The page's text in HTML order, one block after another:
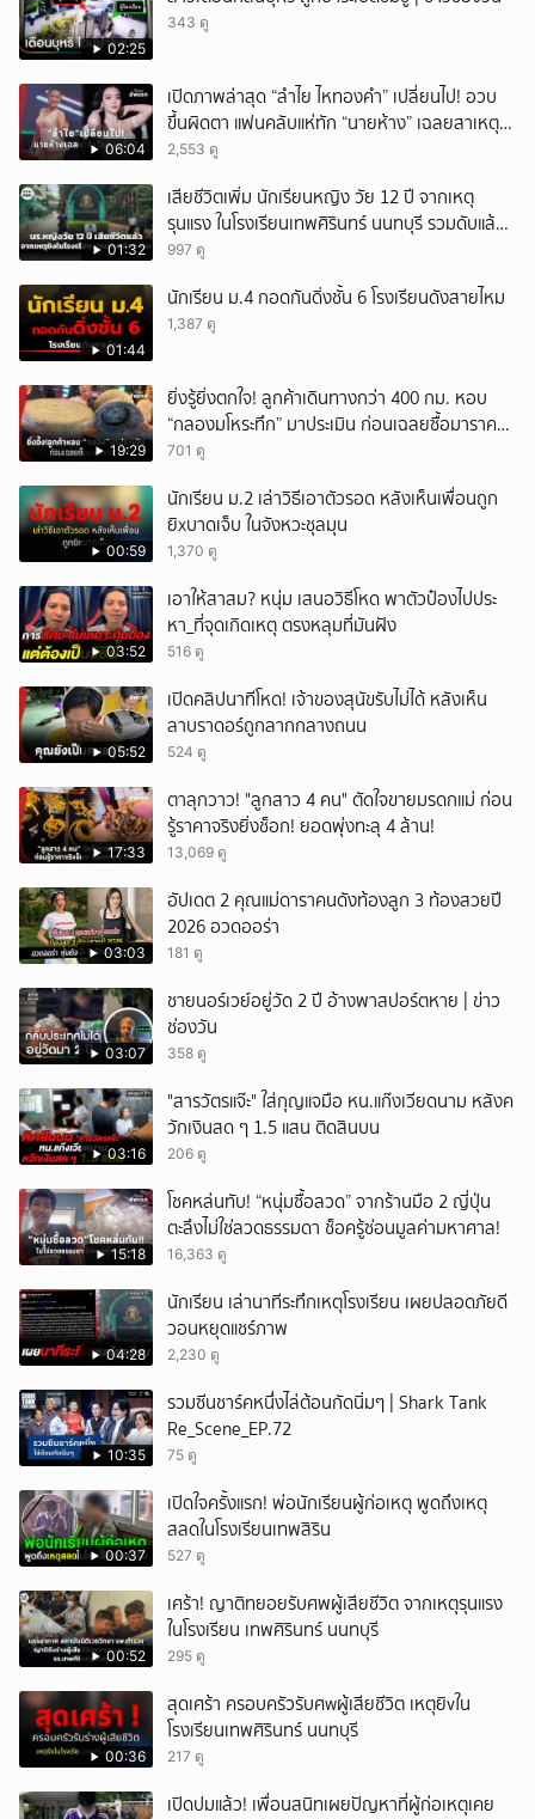
02:25
343 ดู
06:04
เปิดภาพล่าสุด “ลำไย ไหทองคำ” เปลี่ยนไป! อวบ
ขึ้นผิดตา แฟนคลับแห่ทัก “นายห้าง” เฉลยสาเหตุ
ชัด!
2,553 ดู
01:32
เสียชีวิตเพิ่ม นักเรียนหญิง วัย 12 ปี จากเหตุ
รุนแรง ในโรงเรียนเทพศิรินทร์ นนทบุรี รวมดับแล้ว
9 ราย
997 ดู
01:44
นักเรียน ม.4 กอดกันดิ่งชั้น 6 โรงเรียนดังสายไหม
1,387 ดู
19:29
ยิ่งรู้ยิ่งตกใจ! ลูกค้าเดินทางกว่า 400 กม. หอบ
“กลองมโหระทึก” มาประเมิน ก่อนเฉลยซื้อมาราคา
เท่าไหร่?
701 ดู
00:59
นักเรียน ม.2 เล่าวิธีเอาตัวรอด หลังเห็นเพื่อนถูก
ยิxบาดเจ็บ ในจังหวะชุลมุน
1,370 ดู
03:52
เอาให้สาสม? หนุ่ม เสนอวิธีโหด พาตัวป๋องไปประ
หา_ที่จุดเกิดเหตุ ตรงหลุมที่มันฝัง
516 ดู
05:52
เปิดคลิปนาทีโหด! เจ้าของสุนัขรับไม่ได้ หลังเห็น
ลาบราดอร์ถูกลากกลางถนน
524 ดู
17:33
ตาลุกวาว! "ลูกสาว 4 คน" ตัดใจขายมรดกแม่ ก่อน
รู้ราคาจริงยิ่งช็อก! ยอดพุ่งทะลุ 4 ล้าน!
13,069 ดู
03:03
อัปเดต 2 คุณแม่ดาราคนดังท้องลูก 3 ท้องสวยปี
2026 อวดออร่า
181 ดู
03:07
ชายนอร์เวย์อยู่วัด 2 ปี อ้างพาสปอร์ตหาย | ข่าว
ช่องวัน
358 ดู
03:16
"สารวัตรแจ๊ะ" ใส่กุญแจมือ หน.แก๊งเวียดนาม หลังค
วักเงินสด ๆ 1.5 แสน ติดสินบน
206 ดู
15:18
โชคหล่นทับ! “หนุ่มซื้อลวด” จากร้านมือ 2 ญี่ปุ่น
ตะลึงไม่ใช่ลวดธรรมดา ช็อครู้ซ่อนมูลค่ามหาศาล!
16,363 ดู
04:28
นักเรียน เล่านาทีระทึกเหตุโรงเรียน เผยปลอดภัยดี
วอนหยุดแชร์ภาพ
2,230 ดู
10:35
รวมซีนชาร์คหนึ่งไล่ต้อนกัดนิ่มๆ | Shark Tank
Re_Scene_EP.72
75 ดู
00:37
เปิดใจครั้งแรก! พ่อนักเรียนผู้ก่อเหตุ พูดถึงเหตุ
สลดในโรงเรียนเทพสิริน
527 ดู
00:52
เศร้า! ญาติทยอยรับศพผู้เสียชีวิต จากเหตุรุนแรง
ในโรงเรียน เทพศิรินทร์ นนทบุรี
295 ดู
00:36
สุดเศร้า ครอบครัวรับศwผู้เสียชีวิต เหตุยิvใน
โรงเรียนเทพศิรินทร์ นนทบุรี
217 ดู
เปิดปมแล้ว! เพื่อนสนิทเผยปัญหาที่ผู้ก่อเหตุเคย